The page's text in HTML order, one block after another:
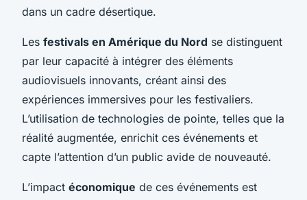
dans un cadre désertique.
Les festivals en Amérique du Nord se distinguent
par leur capacité à intégrer des éléments
audiovisuels innovants, créant ainsi des
expériences immersives pour les festivaliers.
L’utilisation de technologies de pointe, telles que la
réalité augmentée, enrichit ces événements et
capte l’attention d’un public avide de nouveauté.
L’impact économique de ces événements est